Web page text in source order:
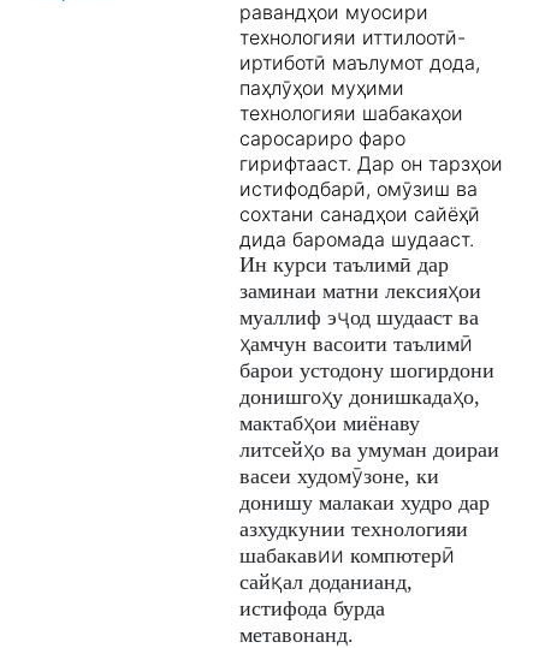
равандҳои муосири
технологияи иттилоотӣ-
иртиботӣ маълумот дода,
паҳлӯҳои муҳими
технологияи шабакаҳои
саросариро фаро
гирифтааст. Дар он тарзҳои
истифодбарӣ, омӯзиш ва
сохтани санадҳои сайёҳӣ
дида баромада шудааст.
Ин курси таълимӣ дар
заминаи матни лексияҳои
муаллиф эҷод шудааст ва
ҳамчун васоити таълимӣ
барои устодону шогирдони
донишгоҳу донишкадаҳо,
мактабҳои миёнаву
литсейҳо ва умуман доираи
васеи худомӯзоне, ки
донишу малакаи худро дар
азхудкунии технологияи
шабакавии компютерӣ
сайқал доданианд,
истифода бурда
метавонанд.